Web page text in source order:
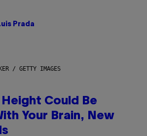
Prada
/ GETTY IMAGES
Height Could Be
Your Brain, New